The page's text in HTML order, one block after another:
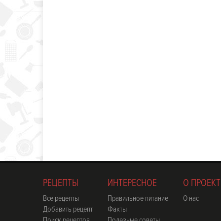
РЕЦЕПТЫ
Все рецепты
Добавить рецепт
ИНТЕРЕСНОЕ
Правильное питание
Факты
О
О нас